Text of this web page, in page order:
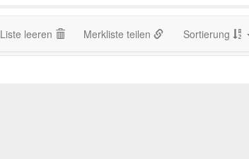
Liste leeren Merkliste teilen Sortierung